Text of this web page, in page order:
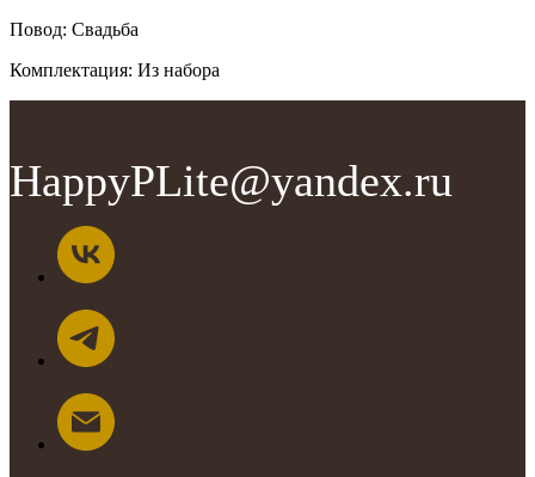
Повод: Свадьба
Комплектация: Из набора
HappyPLite@yandex.ru